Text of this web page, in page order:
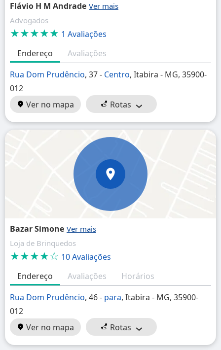
Flávio H M Andrade
Advogados
★★★★★ 1 Avaliações
Endereço
Avaliações
Rua Dom Prudêncio, 37 - Centro, Itabira - MG, 35900-
012
Ver no mapa
Rotas
Bazar Simone
Loja de Brinquedos
★★★★☆ 10 Avaliações
Endereço
Avaliações
Horários
Rua Dom Prudêncio, 46 - para, Itabira - MG, 35900-
012
Ver no mapa
Rotas